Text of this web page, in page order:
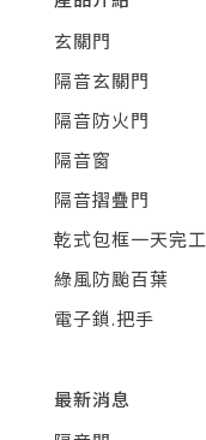
玄關門
隔音玄關門
隔音防火門
隔音窗
隔音摺疊門
乾式包框一天完工
綠風防颱百葉
電子鎖.把手
最新消息